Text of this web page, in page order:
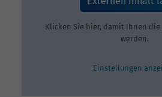
Klicken Sie hier, damit Ihnen
werden.
Einstellungen